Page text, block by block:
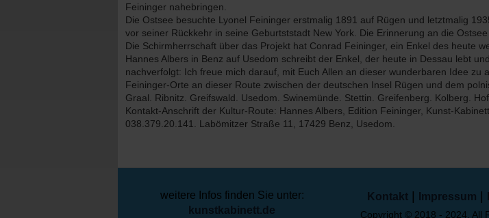
Feininger nahebringen.
Die Ostsee besuchte Lyonel Feininger erstmalig 1891 auf Rügen und letztmalig
vor seiner Rückkehr in seine Geburtststadt New York. Die Erinnerung an die
Die Schirmherrschaft über das Projekt hat Conrad Feininger, ein Enkel des heute
Hannes Albers in Benz auf Usedom schreibt der Enkel, der heute in Dessau lebt
nachverfolgt: Ich freue mich darauf, mit Euch Allen an dieser wunderbaren Idee zu
Feininger-Orte an dieser Route zwischen der deutschen Insel Rügen und dem
Graal. Ribnitz. Greifswald. Usedom. Swinemünde. Stettin. Greifenberg. Kolberg.
Kontakt-Anschrift der Kultur-Route: Hannes Albers, Edition Feininger, Kunst-
038.379.20.141. Labömitzer Straße 11, 17429 Benz, Usedom.
weitere Infos finden Sie unter:
kunstkabinett.de
Kontakt | Impressum |
Copyright © 2018 - 2024. All